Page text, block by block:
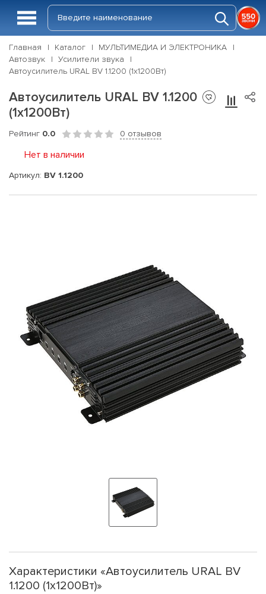
Главная Каталог
МУЛЬТИМЕДИА И ЭЛЕКТРОНИКА
Автозвук
Усилители звука
Автоусилитель URAL BV 1.1200 (1x1200Вт)
Автоусилитель URAL BV 1.1200
(1x1200Вт)
Рейтинг 0.0 0 отзывов
Нет в наличии
Артикул: BV 1.1200
Характеристики «Автоусилитель URAL BV
1.1200 (1x1200Вт)»